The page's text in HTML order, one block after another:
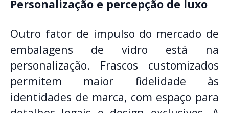
Personalização e percepção de luxo
Outro fator de impulso do mercado de
embalagens de vidro está na
personalização. Frascos customizados
permitem maior fidelidade às
identidades de marca, com espaço para